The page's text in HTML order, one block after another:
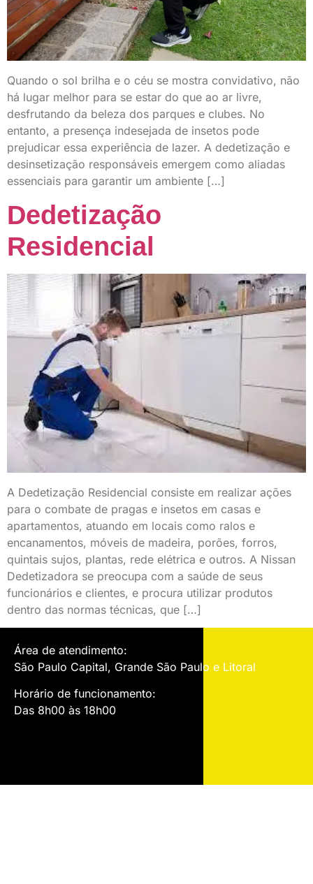
Quando o sol brilha e o céu se mostra convidativo, não
há lugar melhor para se estar do que ao ar livre,
desfrutando da beleza dos parques e clubes. No
entanto, a presença indesejada de insetos pode
prejudicar essa experiência de lazer. A dedetização e
desinsetização responsáveis ​​emergem como aliadas
essenciais para garantir um ambiente […]
Dedetização
Residencial
A Dedetização Residencial consiste em realizar ações
para o combate de pragas e insetos em casas e
apartamentos, atuando em locais como ralos e
encanamentos, móveis de madeira, porões, forros,
quintais sujos, plantas, rede elétrica e outros. A Nissan
Dedetizadora se preocupa com a saúde de seus
funcionários e clientes, e procura utilizar produtos
dentro das normas técnicas, que […]
Área de atendimento:
São Paulo Capital, Grande São Paulo e Litoral
Horário de funcionamento:
Das 8h00 às 18h00